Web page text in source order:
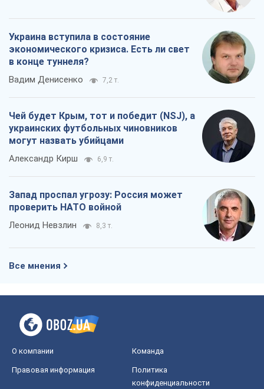
Украина вступила в состояние
экономического кризиса. Есть ли свет
в конце туннеля?
Вадим Денисенко 7,2 т.
Чей будет Крым, тот и победит (NSJ), а
украинских футбольных чиновников
могут назвать убийцами
Александр Кирш 6,9 т.
Запад проспал угрозу: Россия может
проверить НАТО войной
Леонид Невзлин 8,3 т.
Все мнения
О компании Команда
Правовая информация
Политика
конфиденциальности